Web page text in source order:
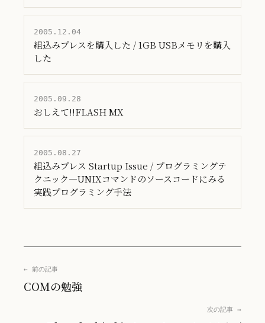
2005.12.04
組込みプレスを購入した / 1GB USBメモリを購入
した
2005.09.28
おしえて!!FLASH MX
2005.08.27
組込みプレス Startup Issue / プログラミングテ
クニック―UNIXコマンドのソースコードにみる
実践プログラミング手法
← 前の記事
COMの勉強
次の記事 →